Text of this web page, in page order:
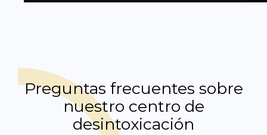
Preguntas frecuentes sobre
nuestro centro de
desintoxicación